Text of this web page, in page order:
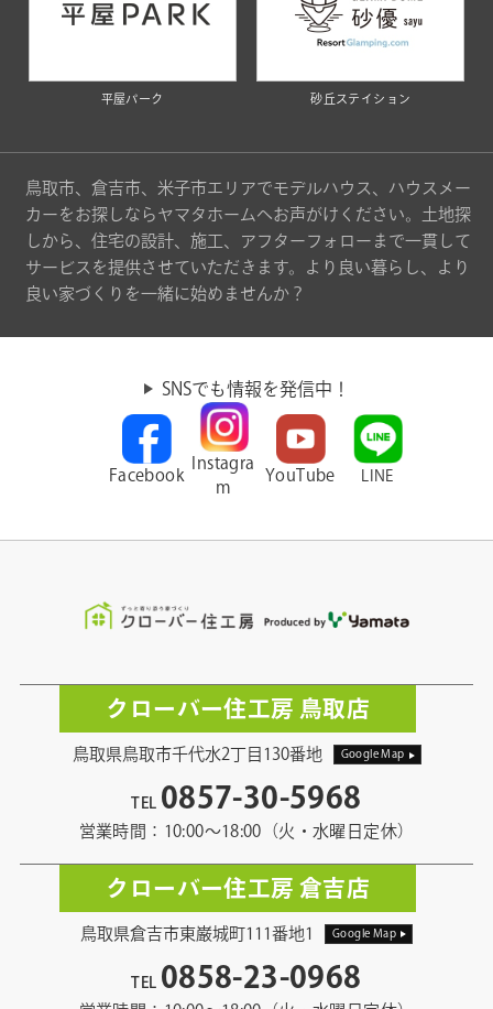
平屋パーク 砂丘ステイション
鳥取市、倉吉市、米子市エリアでモデルハウス、ハウスメー
カーをお探しならヤマタホームへお声がけください。土地探
しから、住宅の設計、施工、アフターフォローまで一貫して
サービスを提供させていただきます。より良い暮らし、より
良い家づくりを一緒に始めませんか？
SNSでも情報を発信中！
Facebook
Instagra
m
YouTube LINE
クローバー住工房 鳥取店
鳥取県鳥取市千代水2丁目130番地 Google Map
TEL 0857-30-5968
営業時間：10:00〜18:00（火・水曜日定休）
クローバー住工房 倉吉店
鳥取県倉吉市東巌城町111番地1 Google Map
TEL 0858-23-0968